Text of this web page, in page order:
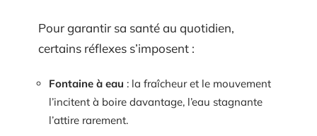
Pour garantir sa santé au quotidien,
certains réflexes s’imposent :
Fontaine à eau : la fraîcheur et le mouvement
l’incitent à boire davantage, l’eau stagnante
l’attire rarement.